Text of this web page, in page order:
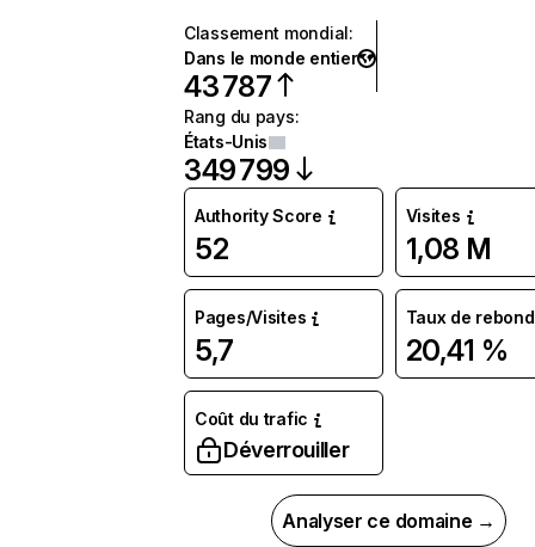
Classement mondial:
Dans le monde entier
43 787
Rang du pays:
États-Unis
349 799
Authority Score
52
Visites
1,08 M
Pages/Visites
5,7
Taux de rebond
20,41 %
Coût du trafic
Déverrouiller
Analyser ce domaine →